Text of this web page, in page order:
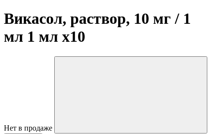
Викасол, раствор, 10 мг / 1
мл 1 мл x10
Нет в продаже